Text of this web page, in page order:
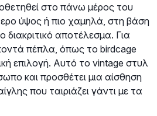
στο πάνω μέρος του
ύψος ή πιο χαμηλά, στη βάση
διακριτικό αποτέλεσμα. Για
πέπλα, όπως το birdcage
επιλογή. Αυτό το vintage στυλ
και προσθέτει μια αίσθηση
που ταιριάζει γάντι με τα